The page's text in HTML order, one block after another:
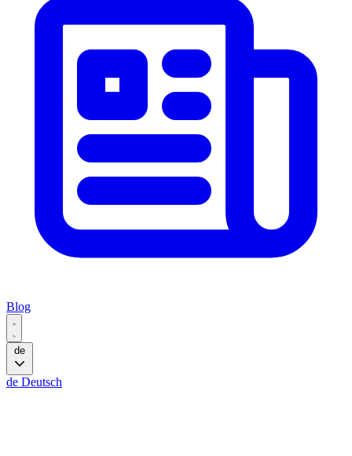
Blog
de
de Deutsch